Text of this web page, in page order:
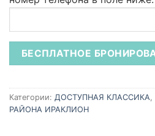
Категории: ДОСТУПНАЯ КЛАССИКА
РАЙОНА ИРАКЛИОН